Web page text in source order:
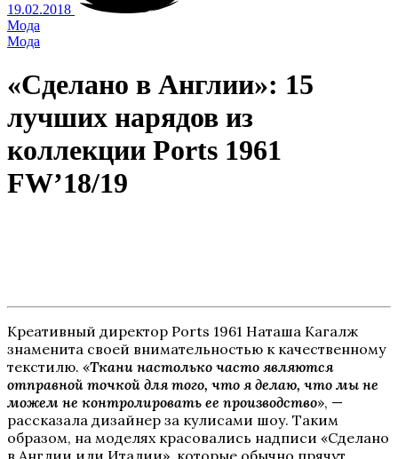
19.02.2018
Мода
Мода
«Сделано в Англии»: 15
лучших нарядов из
коллекции Ports 1961
FW’18/19
Креативный директор Ports 1961 Наташа Кагалж
знаменита своей внимательностью к качественному
текстилю. «Ткани настолько часто являются
отправной точкой для того, что я делаю, что мы не
можем не контролировать ее производство», —
рассказала дизайнер за кулисами шоу. Таким
образом, на моделях красовались надписи «Сделано
в Англии или Италии», которые обычно прячут.